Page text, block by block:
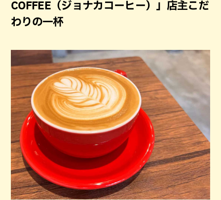
COFFEE（ジョナカコーヒー）」店主こだ
わりの一杯